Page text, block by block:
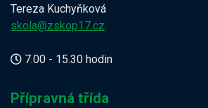
Tereza Kuchyňková
skola@zskop17.cz
7.00 - 15.30 hodin
Přípravná třída